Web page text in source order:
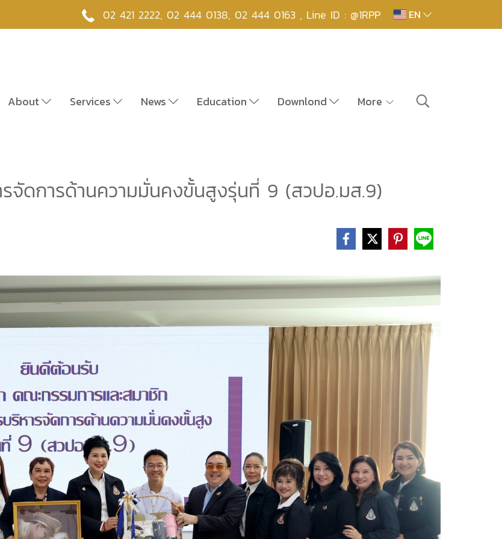
02 421 2222, 02 444 0138, 02 444 0163 , Line ID : @1RPP EN
About Services News Education Downlond More
จัดการด้านความมั่นคงขั้นสูงรุ่นที่ 9 (สวปอ.มส.9)